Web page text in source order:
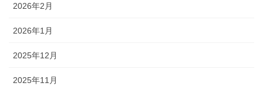
2026年2月
2026年1月
2025年12月
2025年11月